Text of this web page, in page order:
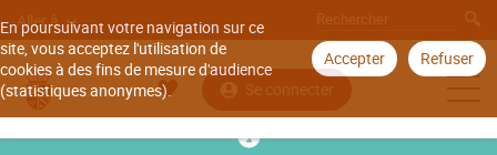
En poursuivant votre navigation sur ce
site, vous acceptez l'utilisation de
cookies à des fins de mesure d'audience
(statistiques anonymes).
Accepter Refuser
Aller à
Se connecter